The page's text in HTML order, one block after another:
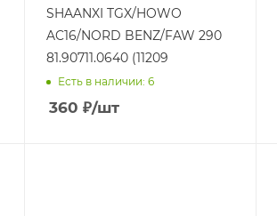
SHAANXI TGX/HOWO
AC16/NORD BENZ/FAW 290
81.90711.0640 (11209
Есть в наличии: 6
360 ₽/шт